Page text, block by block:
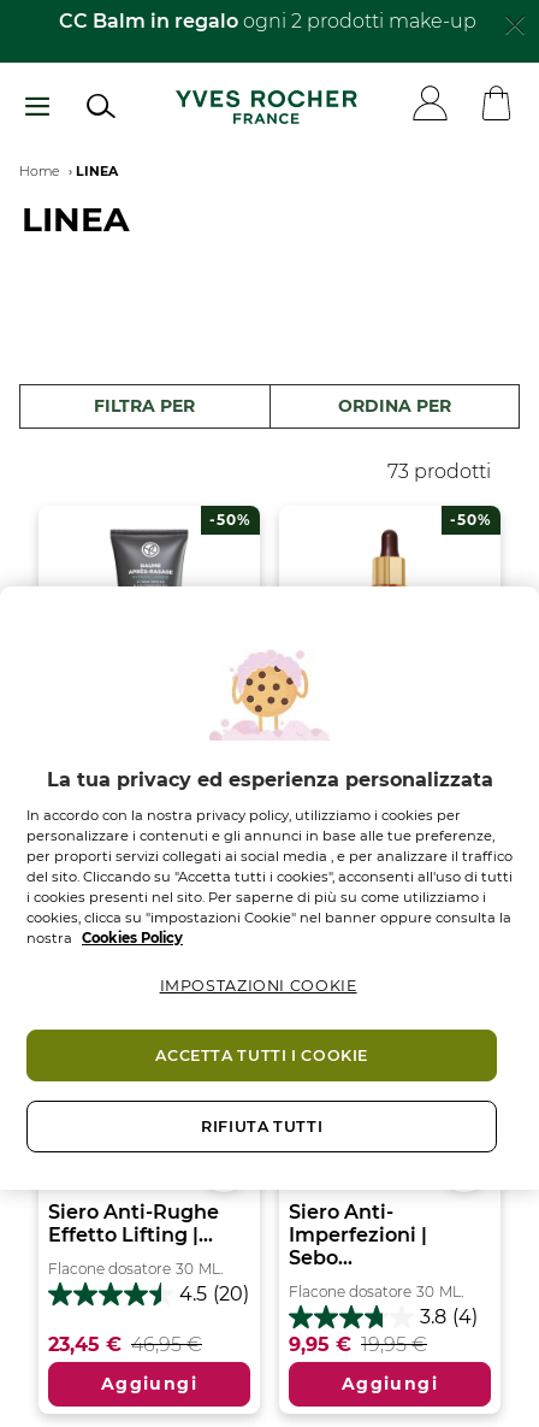
principale
CC Balm in regaloogni 2 prodotti make-up​
Breadcrumb
Home LINEA
LINEA
FILTRA PER ORDINA PER
73 prodotti
Dopobarba - 100 ml
4.8 (5)
4.8
su
5
stelle.
5
recensioni
6,45 € 12,95 €
-50%
Aggiungi
Olio Infuso di Rosa |
Riche Crème...
4.7 (139)
4.7
su
5
stelle.
21,45 € 42,95 €
-50%
Aggiungi
Siero Anti-Rughe
Effetto Lifting |...
Flacone dosatore 30 ML.
4.5 (20)
4.5
5
stelle.
recensioni
23,45 € 46,95 €
-50%
Aggiungi
Siero Anti-
Imperfezioni |
Sebo...
Flacone dosatore 30 ML.
3.8 (4)
3.8
su
5
stelle.
4
9,95 € 19,95 €
Aggiungi
La tua privacy ed esperienza personalizzata
In accordo con la nostra privacy policy, utilizziamo i cookies per
personalizzare i contenuti e gli annunci in base alle tue preferenze,
per proporti servizi collegati ai social media , e per analizzare il traffico
del sito. Cliccando su "Accetta tutti i cookies", acconsenti all'uso di tutti
i cookies presenti nel sito. Per saperne di più su come utilizziamo i
cookies, clicca su "impostazioni Cookie" nel banner oppure consulta la
nostra
Cookies Policy
RIFIUTA TUTTI
ACCETTA TUTTI I COOKIE
IMPOSTAZIONI COOKIE